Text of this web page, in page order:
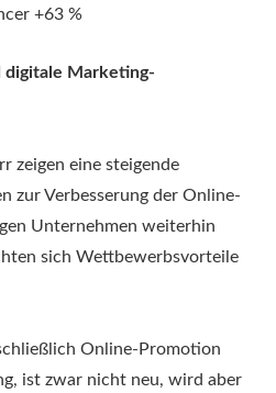
+63 %
digitale Marketing-
zeigen eine steigende
zur Verbesserung der Online-
Unternehmen weiterhin
sich Wettbewerbsvorteile
Online-Promotion
ist zwar nicht neu, wird aber